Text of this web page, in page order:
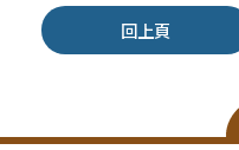
回上頁